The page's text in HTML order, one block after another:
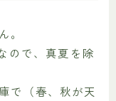
。
ので、真夏を除
で（春、秋が天